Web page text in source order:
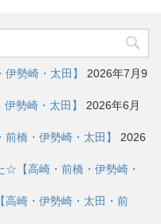
勢崎・太田】
2026年7月9
勢崎・太田】
2026年6月
橋・伊勢崎・太田】
2026
☆【高崎・前橋・伊勢崎・
高崎・伊勢崎・太田・前